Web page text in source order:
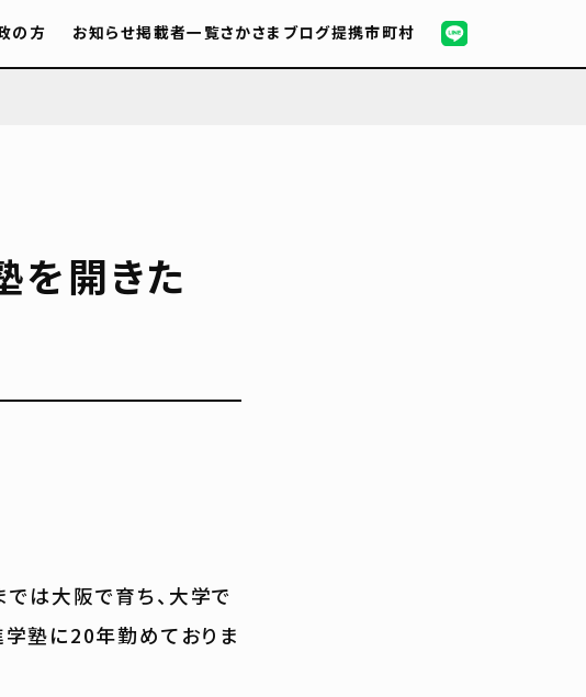
の方 お知らせ掲載者一覧さかさまブログ提携市町村
を開きた
は大阪で育ち、大学で
塾に20年勤めておりま